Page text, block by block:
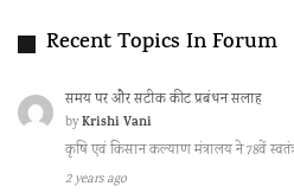
Recent Topics In Forum
समय पर और सटीक कीट प्रबंधन सलाह
byKrishi Vani
कृषि एवं किसान कल्याण मंत्रालय ने 78वें
2 years ago